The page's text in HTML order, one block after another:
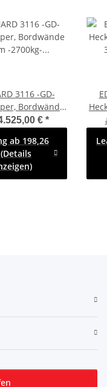
3116 -GD-
Bordwände
H-Pumpe
-185/70R13
SP-Line
€ *
ab 198,26
-